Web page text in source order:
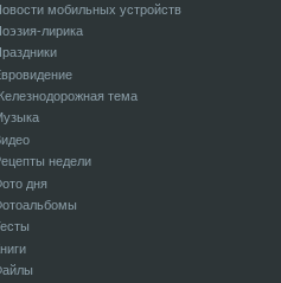
мобильных устройств
лирика
тема
недели
дня